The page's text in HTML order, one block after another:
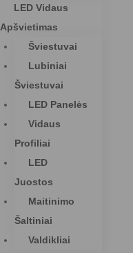
LED Vidaus
Apšvietimas
Šviestuvai
Lubiniai
Šviestuvai
LED Panelės
Vidaus
Profiliai
LED
Juostos
Maitinimo
Šaltiniai
Valdikliai